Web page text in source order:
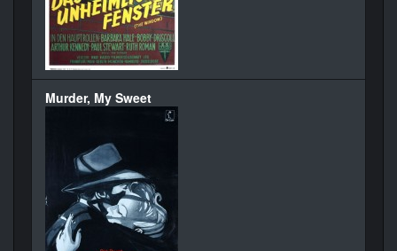
Murder, My Sweet